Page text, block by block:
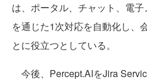
は、ポータル、チャット、電
を通じた1次対応を自動化し、
とに役立つとしている。
今後、Percept.AIをJira